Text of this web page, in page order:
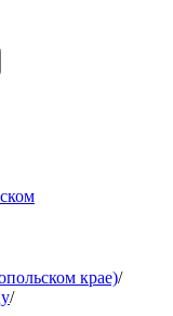
крае)/
/